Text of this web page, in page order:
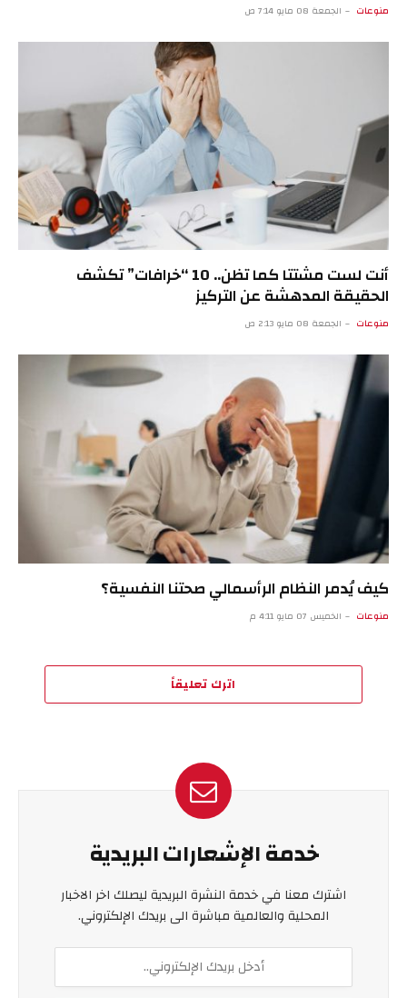
منوعات الجمعة 08 مايو 7:14 ص
أنت لست مشتتا كما تظن.. 10 “خرافات” تكشف
الحقيقة المدهشة عن التركيز
منوعات الجمعة 08 مايو 2:13 ص
كيف يُدمر النظام الرأسمالي صحتنا النفسية؟
منوعات الخميس 07 مايو 4:11 م
اترك تعليقاً
خدمة الإشعارات البريدية
اشترك معنا في خدمة النشرة البريدية ليصلك اخر الاخبار
المحلية والعالمية مباشرة الى بريدك الإلكتروني.